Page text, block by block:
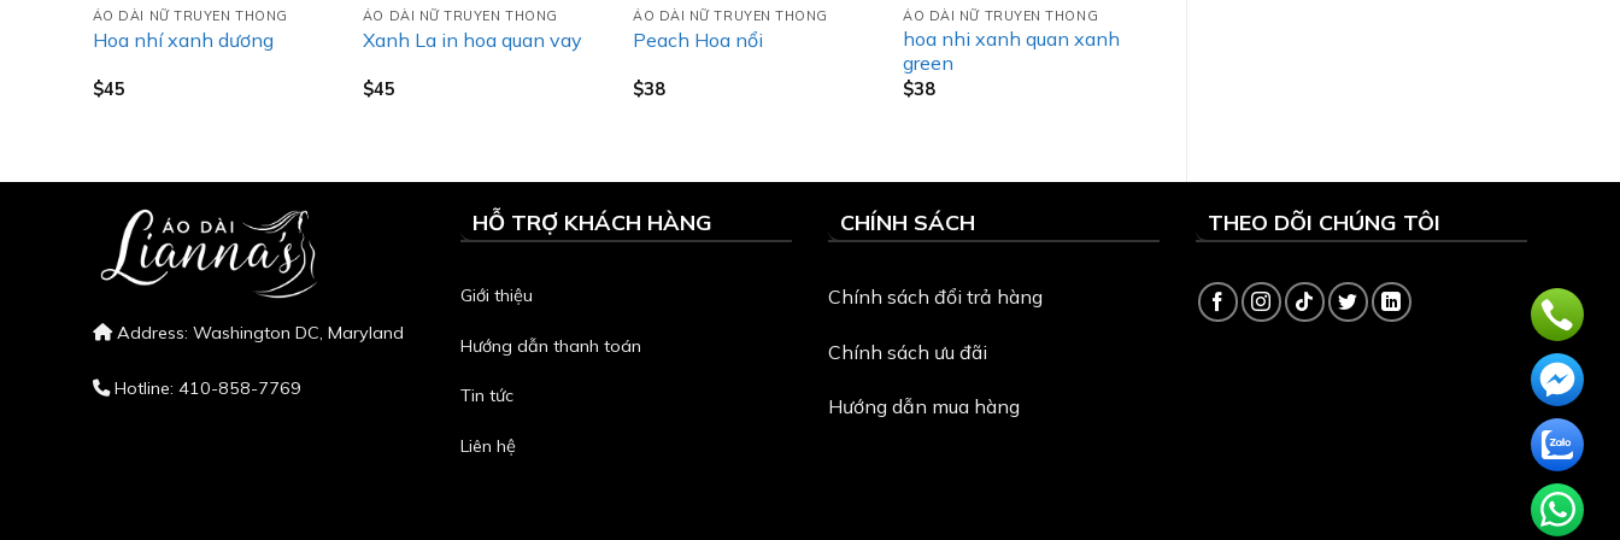
ÁO DÀI NỮ TRUYEN THONG
Hoa nhí xanh dương
$45
ÁO DÀI NỮ TRUYEN THONG
Xanh La in hoa quan vay
$45
ÁO DÀI NỮ TRUYEN THONG
Peach Hoa nổi
$38
ÁO DÀI NỮ TRUYEN THONG
hoa nhi xanh quan xanh
green
$38
Address: Washington DC, Maryland
Hotline: 410-858-7769
HỖ TRỢ KHÁCH HÀNG
Giới thiệu
Hướng dẫn thanh toán
Tin tức
Liên hệ
CHÍNH SÁCH
Chính sách đổi trả hàng
Chính sách ưu đãi
Hướng dẫn mua hàng
THEO DÕI CHÚNG TÔI